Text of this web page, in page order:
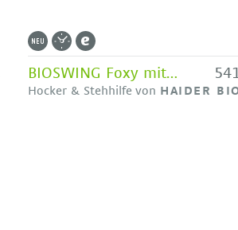
BIOSWING Foxy mit Beckenstütze - Kindergartenhocker von HAIDER BIOSWING
Hocker & Stehhilfe von HAIDER